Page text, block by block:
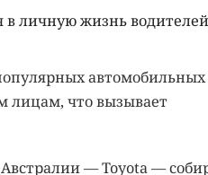
в личную жизнь
автомобильных
лицам, что вызывает
— Toyota —